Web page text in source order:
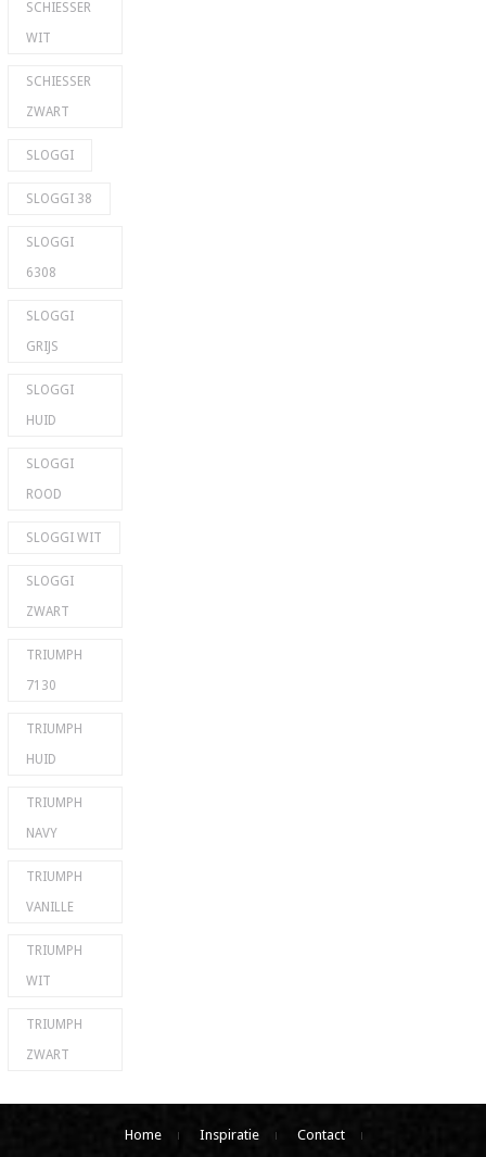
SCHIESSER
WIT
SCHIESSER
ZWART
SLOGGI
SLOGGI 38
SLOGGI
6308
SLOGGI
GRIJS
SLOGGI
HUID
SLOGGI
ROOD
SLOGGI WIT
SLOGGI
ZWART
TRIUMPH
7130
TRIUMPH
HUID
TRIUMPH
NAVY
TRIUMPH
VANILLE
TRIUMPH
WIT
TRIUMPH
ZWART
Home Inspiratie Contact